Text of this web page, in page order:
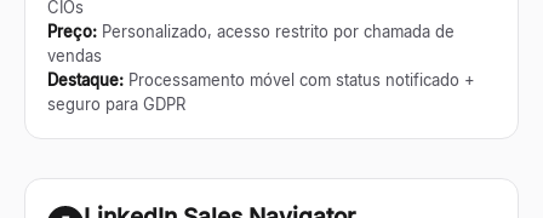
CIOs
Preço: Personalizado, acesso restrito por chamada de
vendas
Destaque: Processamento móvel com status notificado +
seguro para GDPR